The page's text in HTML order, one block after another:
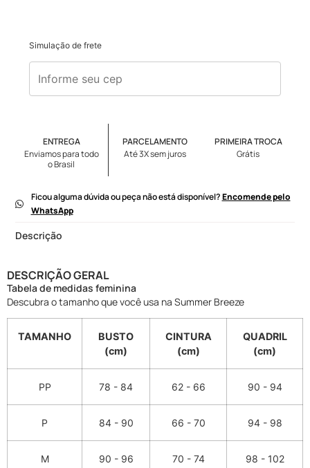
Simulação de frete
ENTREGA
Enviamos para todo
o Brasil
PARCELAMENTO
Até 3X sem juros
PRIMEIRA TROCA
Grátis
Ficou alguma dúvida ou peça não está disponível?Encomende pelo
WhatsApp
Descrição
DESCRIÇÃO GERAL
Tabela de medidas feminina
Descubra o tamanho que você usa na Summer Breeze
TAMANHO
BUSTO
(cm)
CINTURA
(cm)
QUADRIL
(cm)
PP 78 - 84 62 - 66 90 - 94
P 84 - 90 66 - 70 94 - 98
M 90 - 96 70 - 74 98 - 102